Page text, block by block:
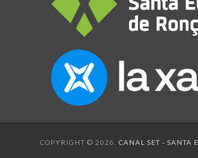
COPYRIGHT © 2026. CANAL SET - SANTA